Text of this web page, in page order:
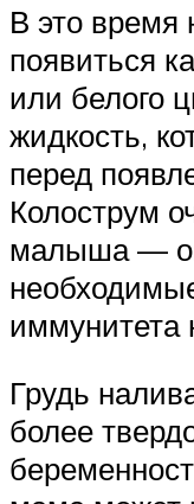
В это время
появиться
или белого
жидкость,
перед
Колострум
малыша —
иммунитета
Грудь
более